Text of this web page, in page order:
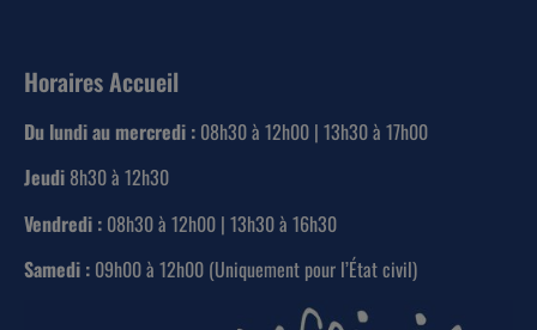
Horaires Accueil
Du lundi au mercredi : 08h30 à 12h00 | 13h30 à 17h00
Jeudi 8h30 à 12h30
Vendredi : 08h30 à 12h00 | 13h30 à 16h30
Samedi : 09h00 à 12h00 (Uniquement pour l’État civil)